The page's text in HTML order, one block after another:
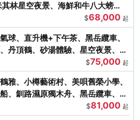
林星空夜景、海鮮和牛八大螃
$68,000 起
球、直升機+下午茶、黑岳纜車、
丹頂鶴、砂湯體驗、星空夜景、洞
$75,000 起
雅、小樽藝術村、美唄舊榮小學、
、釧路濕原獨木舟、黑岳纜車、流
$81,000 起